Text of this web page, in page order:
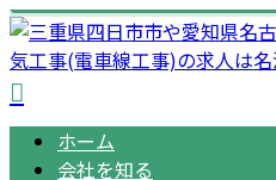
ホーム
会社を知る